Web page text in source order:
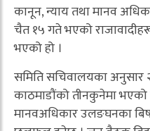
कानून, न्याय तथा मानव
चैत १५ गते भएको
भएको हो ।
समिति सचिवालयका
काठमाडौंको तीनकुनेमा भएको
मानवअधिकार उलङघनका